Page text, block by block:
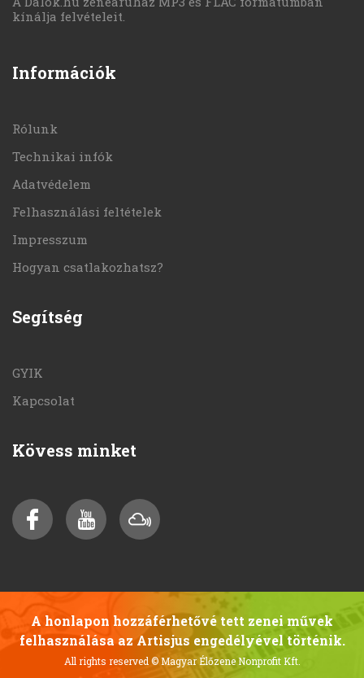
kínálja felvételeit.
Információk
Rólunk
Technikai infók
Adatvédelem
Felhasználási feltételek
Impresszum
Hogyan csatlakozhatsz?
Segítség
GYIK
Kapcsolat
Kövess minket
A honlapon hozzáférhetővé tett zenei művek
felhasználása az Artisjus engedélyével történik.
All rights reserved © Magyar Élőzene Nonprofit Kft.